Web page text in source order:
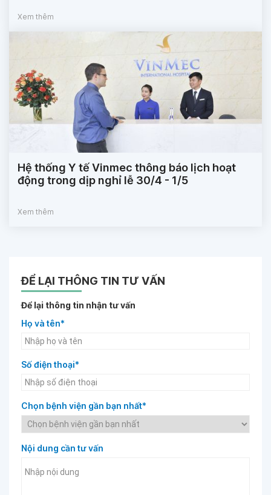
Xem thêm
Hệ thống Y tế Vinmec thông báo lịch hoạt
động trong dịp nghỉ lễ 30/4 - 1/5
Xem thêm
ĐỂ LẠI THÔNG TIN TƯ VẤN
Để lại thông tin nhận tư vấn
Họ và tên*
Số điện thoại*
Chọn bệnh viện gần bạn nhất*
Nội dung cần tư vấn